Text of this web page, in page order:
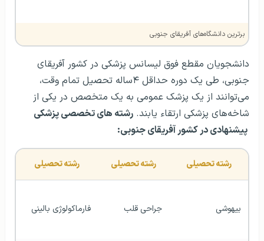
برترین دانشگاه‌های آفریقای جنوبی
دانشجویان مقطع فوق لیسانس پزشکی در کشور آفریقای
جنوبی، طی یک دوره حداقل ۴ساله تحصیل تمام وقت،
می‌توانند از یک پزشک عمومی به یک متخصص در یکی از
شاخه‌های پزشکی ارتقاء یابند. رشته های تخصصی پزشکی
پیشنهادی در کشور آفریقای جنوبی:
رشته تحصیلی رشته تحصیلی رشته تحصیلی
بیهوشی جراحی قلب فارماکولوژی بالینی